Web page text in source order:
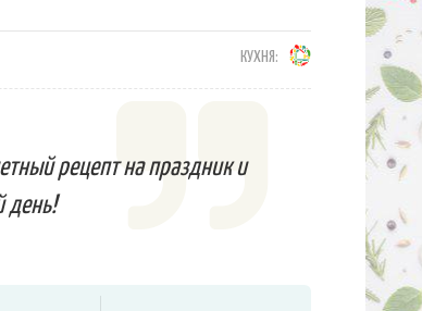
КУХНЯ:
рецепт на праздник и
день!